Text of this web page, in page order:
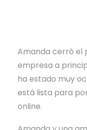
Amanda cerró el
empresa a
ha estado muy
está lista para
online.